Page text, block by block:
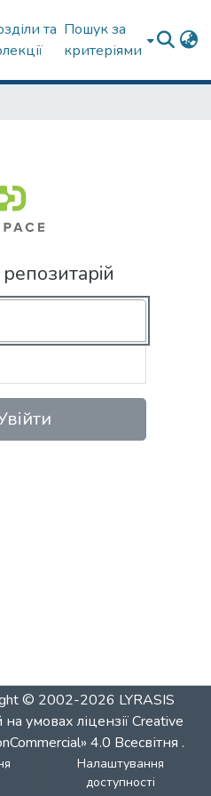
та Пошук за
критеріями
репозитарій
© 2002-2026 LYRASIS
умовах ліцензіїCreative
4.0 Всесвітня .
Налаштування
доступності